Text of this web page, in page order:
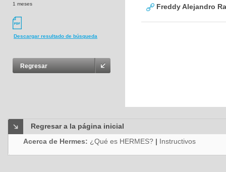
1 meses
Descargar resultado de búsqueda
Regresar
Freddy Alejandro
Regresar a la página inicial
Acerca de Hermes: ¿Qué es HERMES? | Instructivos